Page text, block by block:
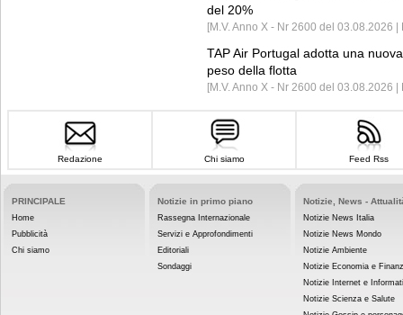
del 20%
[M.V. Anno X - Nr 2600 del 03.08.2026 |
TAP Air Portugal adotta una
peso della flotta
[M.V. Anno X - Nr 2600 del 03.08.2026
Redazione Chi siamo Feed Rss
PRINCIPALE
Home
Pubblicità
Chi siamo
Notizie in primo piano
Rassegna Internazionale
Servizi e Approfondimenti
Editoriali
Sondaggi
Notizie, News -
Notizie News Italia
Notizie News Mondo
Notizie Ambiente
Notizie Economia e
Notizie Internet e
Notizie Scienza e Salute